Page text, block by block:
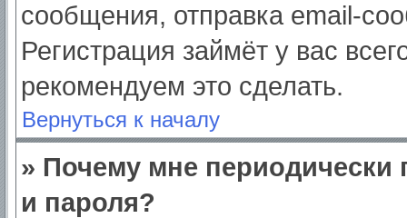
сообщения, отправка email-
Регистрация займёт у вас
рекомендуем это сделать.
Вернуться к началу
» Почему мне периодически
и пароля?